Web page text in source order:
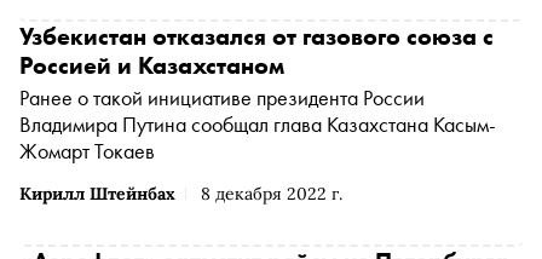
Кирилл Штейнбах 8 декабря 2022 г.
Узбекистан отказался от газового союза с
Россией и Казахстаном
Ранее о такой инициативе президента России
Владимира Путина сообщал глава Казахстана Касым-
Жомарт Токаев